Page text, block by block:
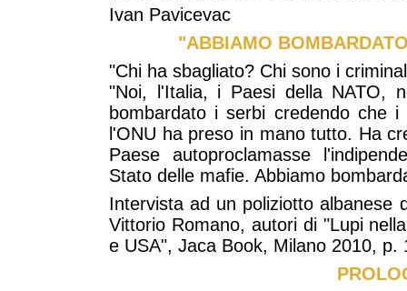
Ivan Pavicevac
"ABBIAMO
"Chi ha sbagliato? Chi sono i
"Noi, l'Italia, i Paesi della NATO,
bombardato i serbi credendo che
l'ONU ha preso in mano tutto. Ha
Paese autoproclamasse
Stato delle mafie. Abbiamo
Intervista ad un poliziotto albanese
Vittorio Romano, autori di "Lupi
e USA", Jaca Book, Milano 2010, p.